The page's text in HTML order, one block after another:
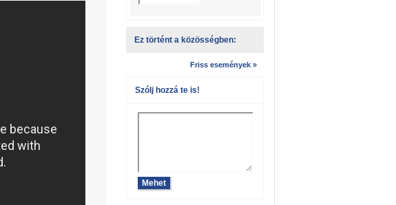
Ez történt a közösségben:
Friss események »
Szólj hozzá te is!